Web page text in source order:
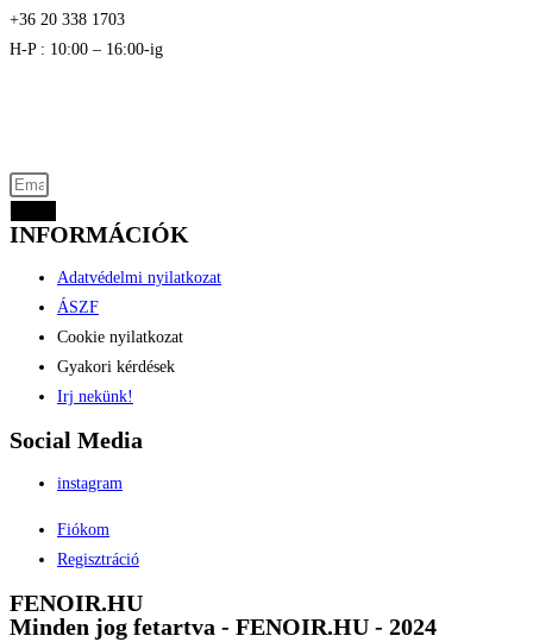
+36 20 338 1703
H-P : 10:00 – 16:00-ig
INFORMÁCIÓK
Adatvédelmi nyilatkozat
ÁSZF
Cookie nyilatkozat
Gyakori kérdések
Irj nekünk!
Social Media
instagram
Fiókom
Regisztráció
FENOIR.HU
Minden jog fetartva - FENOIR.HU - 2024